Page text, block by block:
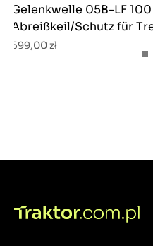
Gelenkwelle 05B-LF
Abreißkeil/Schutz für
599,00 zł